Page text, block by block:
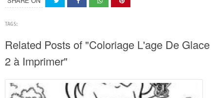
TAGS:
Related Posts of "Coloriage L'age De Glace
2 à Imprimer"